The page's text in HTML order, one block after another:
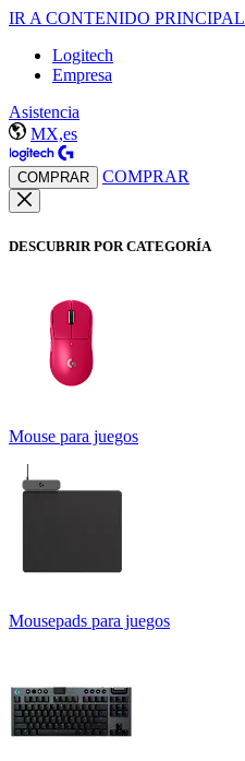
IR A CONTENIDO PRINCIPAL
Logitech
Empresa
Asistencia
MX,es
COMPRAR COMPRAR
DESCUBRIR POR CATEGORÍA
Mouse para juegos
Mousepads para juegos